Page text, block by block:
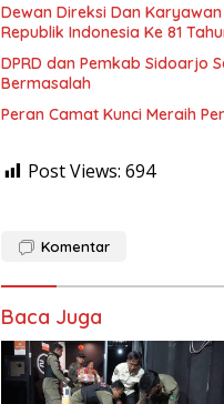
Dewan Direksi Dan
Republik Indonesia Ke 81
DPRD dan Pemkab Sidoarjo
Bermasalah
Peran Camat Kunci Meraih
Post Views: 694
Komentar
Baca Juga